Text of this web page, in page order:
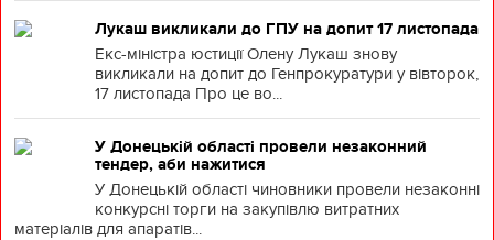
Лукаш викликали до ГПУ на допит 17 листопада
Екс-міністра юстиції Олену Лукаш знову
викликали на допит до Генпрокуратури у вівторок,
17 листопада Про це во...
У Донецькій області провели незаконний
тендер, аби нажитися
У Донецькій області чиновники провели незаконні
конкурсні торги на закупівлю витратних
матеріалів для апаратів...